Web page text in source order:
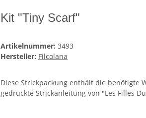
Kit "Tiny Scarf"
Artikelnummer: 3493
Hersteller: Filcolana
Diese Strickpackung enthält die benötigte
gedruckte Strickanleitung von "Les Filles